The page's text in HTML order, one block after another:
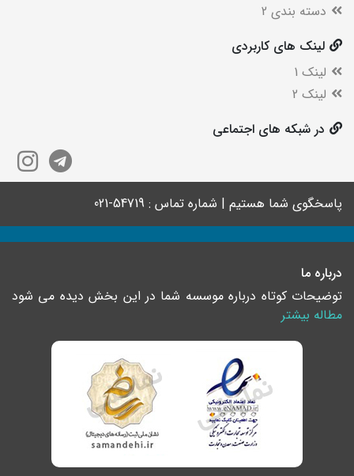
دسته بندی 2
لینک های کاربردی
لینک 1
لینک 2
در شبکه های اجتماعی
پاسخگوی شما هستیم | شماره تماس : 54719-021
درباره ما
توضیحات کوتاه درباره موسسه شما در این بخش دیده می شود
مطاله بیشتر